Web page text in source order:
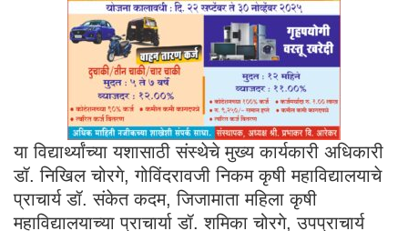
या विद्यार्थ्यांच्या यशासाठी संस्थेचे मुख्य कार्यकारी अधिकारी
डॉ. निखिल चोरगे, गोविंदरावजी निकम कृषी महाविद्यालयाचे
प्राचार्य डॉ. संकेत कदम, जिजामाता महिला कृषी
महाविद्यालयाच्या प्राचार्या डॉ. शमिका चोरगे, उपप्राचार्य